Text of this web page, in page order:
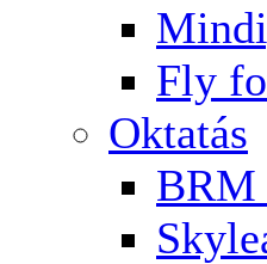
Fly
Oktatás
BRM